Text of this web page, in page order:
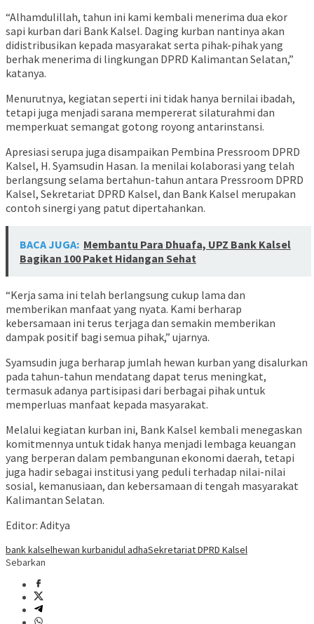
“Alhamdulillah, tahun ini kami kembali menerima dua ekor
sapi kurban dari Bank Kalsel. Daging kurban nantinya akan
didistribusikan kepada masyarakat serta pihak-pihak yang
berhak menerima di lingkungan DPRD Kalimantan Selatan,”
katanya.
Menurutnya, kegiatan seperti ini tidak hanya bernilai ibadah,
tetapi juga menjadi sarana mempererat silaturahmi dan
memperkuat semangat gotong royong antarinstansi.
Apresiasi serupa juga disampaikan Pembina Pressroom DPRD
Kalsel, H. Syamsudin Hasan. Ia menilai kolaborasi yang telah
berlangsung selama bertahun-tahun antara Pressroom DPRD
Kalsel, Sekretariat DPRD Kalsel, dan Bank Kalsel merupakan
contoh sinergi yang patut dipertahankan.
BACA JUGA: Membantu Para Dhuafa, UPZ Bank Kalsel
Bagikan 100 Paket Hidangan Sehat
“Kerja sama ini telah berlangsung cukup lama dan
memberikan manfaat yang nyata. Kami berharap
kebersamaan ini terus terjaga dan semakin memberikan
dampak positif bagi semua pihak,” ujarnya.
Syamsudin juga berharap jumlah hewan kurban yang disalurkan
pada tahun-tahun mendatang dapat terus meningkat,
termasuk adanya partisipasi dari berbagai pihak untuk
memperluas manfaat kepada masyarakat.
Melalui kegiatan kurban ini, Bank Kalsel kembali menegaskan
komitmennya untuk tidak hanya menjadi lembaga keuangan
yang berperan dalam pembangunan ekonomi daerah, tetapi
juga hadir sebagai institusi yang peduli terhadap nilai-nilai
sosial, kemanusiaan, dan kebersamaan di tengah masyarakat
Kalimantan Selatan.
Editor: Aditya
bank kalselhewan kurbanidul adhaSekretariat DPRD Kalsel
Sebarkan